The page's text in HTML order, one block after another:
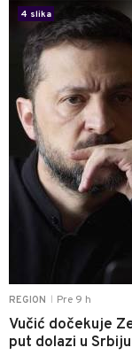
REGION Pre 9 h
Vučić dočekuje
put dolazi u Srbiju
4 slika